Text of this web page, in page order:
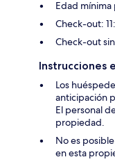
Edad mínima
Check-out:
Check-out
Instrucciones
Los
anticipación
El personal
propiedad.
No es
en esta